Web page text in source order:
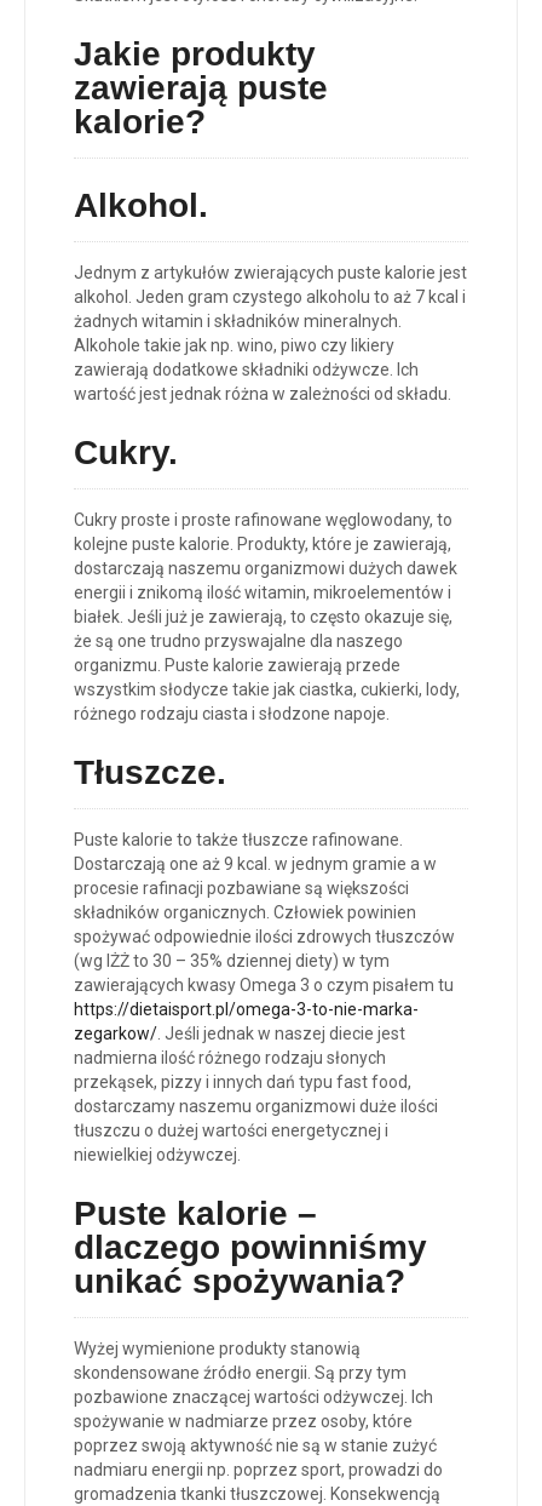
Jakie produkty
zawierają puste
kalorie?
Alkohol.
Jednym z artykułów zwierających puste kalorie jest
alkohol. Jeden gram czystego alkoholu to aż 7 kcal i
żadnych witamin i składników mineralnych.
Alkohole takie jak np. wino, piwo czy likiery
zawierają dodatkowe składniki odżywcze. Ich
wartość jest jednak różna w zależności od składu.
Cukry.
Cukry proste i proste rafinowane węglowodany, to
kolejne puste kalorie. Produkty, które je zawierają,
dostarczają naszemu organizmowi dużych dawek
energii i znikomą ilość witamin, mikroelementów i
białek. Jeśli już je zawierają, to często okazuje się,
że są one trudno przyswajalne dla naszego
organizmu. Puste kalorie zawierają przede
wszystkim słodycze takie jak ciastka, cukierki, lody,
różnego rodzaju ciasta i słodzone napoje.
Tłuszcze.
Puste kalorie to także tłuszcze rafinowane.
Dostarczają one aż 9 kcal. w jednym gramie a w
procesie rafinacji pozbawiane są większości
składników organicznych. Człowiek powinien
spożywać odpowiednie ilości zdrowych tłuszczów
(wg IŻŻ to 30 – 35% dziennej diety) w tym
zawierających kwasy Omega 3 o czym pisałem tu
https://dietaisport.pl/omega-3-to-nie-marka-
zegarkow/ . Jeśli jednak w naszej diecie jest
nadmierna ilość różnego rodzaju słonych
przekąsek, pizzy i innych dań typu fast food,
dostarczamy naszemu organizmowi duże ilości
tłuszczu o dużej wartości energetycznej i
niewielkiej odżywczej.
Puste kalorie –
dlaczego powinniśmy
unikać spożywania?
Wyżej wymienione produkty stanowią
skondensowane źródło energii. Są przy tym
pozbawione znaczącej wartości odżywczej. Ich
spożywanie w nadmiarze przez osoby, które
poprzez swoją aktywność nie są w stanie zużyć
nadmiaru energii np. poprzez sport, prowadzi do
gromadzenia tkanki tłuszczowej. Konsekwencją